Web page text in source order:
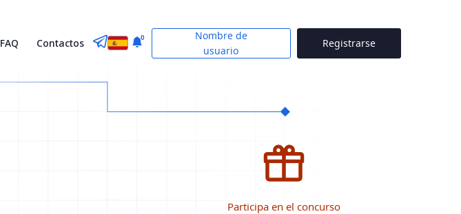
FAQ Contactos 0
Nombre de
usuario
Registrarse
Participa en el concurso